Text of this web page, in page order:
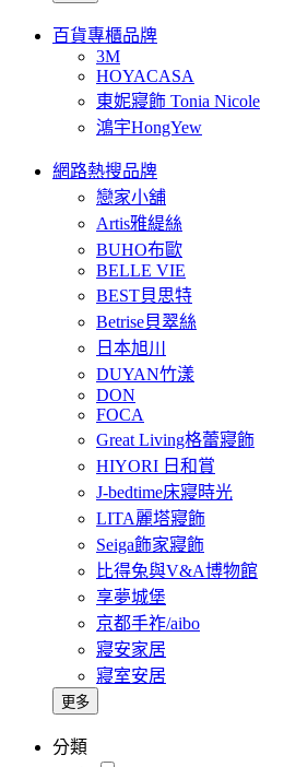
百貨專櫃品牌
3M
HOYACASA
東妮寢飾 Tonia Nicole
鴻宇HongYew
網路熱搜品牌
戀家小舖
Artis雅緹絲
BUHO布歐
BELLE VIE
BEST貝思特
Betrise貝翠絲
日本旭川
DUYAN竹漾
DON
FOCA
Great Living格蕾寢飾
HIYORI 日和賞
J-bedtime床寢時光
LITA麗塔寢飾
Seiga飾家寢飾
比得兔與V&A博物館
享夢城堡
京都手祚/aibo
寢安家居
寢室安居
更多
分類